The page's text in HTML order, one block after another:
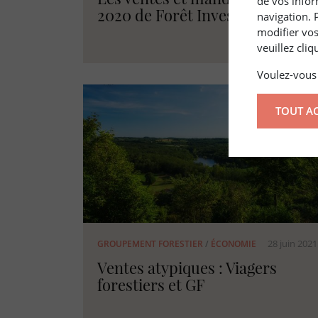
2020 de Forêt Investissement
GROUPEMENT FORESTIER / ÉCONOMIE 28 juin 2021
Ventes atypiques : Viagers
forestiers et GF
navigation.
modifier
veuillez
Voulez-
TOUT